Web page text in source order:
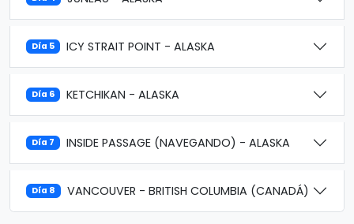
Día 5 ICY STRAIT POINT - ALASKA
Día 6 KETCHIKAN - ALASKA
Día 7 INSIDE PASSAGE (NAVEGANDO) - ALASKA
Día 8 VANCOUVER - BRITISH COLUMBIA (CANADÁ)